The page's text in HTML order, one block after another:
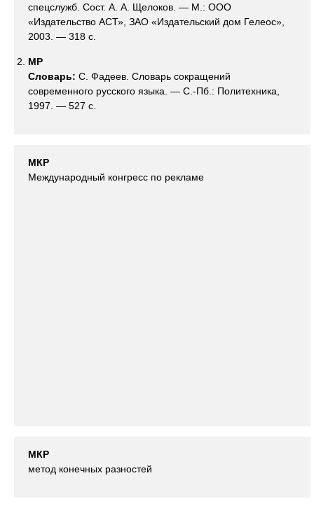
спецслужб. Сост. А. А. Щелоков. — М.: ООО
«Издательство АСТ», ЗАО «Издательский дом Гелеос»,
2003. — 318 с.
МР
Словарь: С. Фадеев. Словарь сокращений
современного русского языка. — С.-Пб.: Политехника,
1997. — 527 с.
МКР
Международный конгресс по рекламе
МКР
метод конечных разностей